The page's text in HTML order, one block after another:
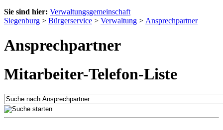
Sie sind hier: Verwaltungsgemeinschaft
Siegenburg > Bürgerservice > Verwaltung > Ansprechpartner
Ansprechpartner
Mitarbeiter-Telefon-Liste